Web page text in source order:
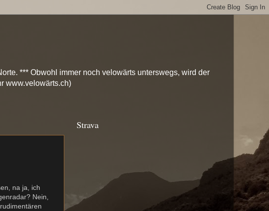
*** Obwohl immer noch velowärts unterswegs, wird der
www.velowärts.ch)
na ja, ich
Nein,
Strava